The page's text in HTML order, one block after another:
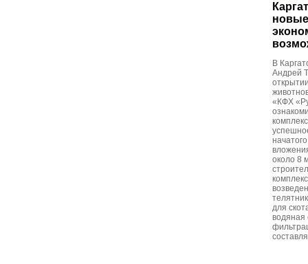
В
Андрей
«КФХ
около 8
для
водяная